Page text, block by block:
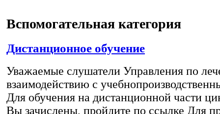
Вспомогательная категория
Дистанционное обучение
Уважаемые слушатели Управления по
взаимодействию с
Для обучения на дистанционной части
Вы зачислены, пройдите по ссылке Для